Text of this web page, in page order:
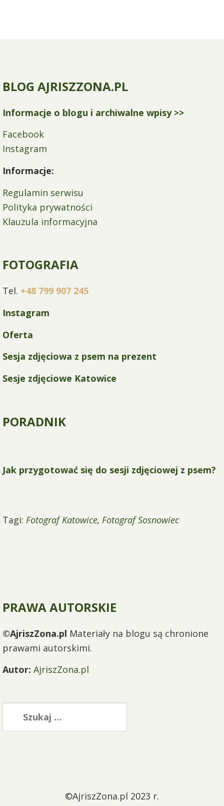
j
w
p
i
s
BLOG AJRISZZONA.PL
Informacje o blogu i archiwalne wpisy >>
Facebook
Instagram
Informacje:
Regulamin serwisu
Polityka prywatności
Klauzula informacyjna
FOTOGRAFIA
Tel. +48 799 907 245
Instagram
Oferta
Sesja zdjęciowa z psem na prezent
Sesje zdjęciowe Katowice
PORADNIK
Jak przygotować się do sesji zdjęciowej z psem?
Tagi: Fotograf Katowice, Fotograf Sosnowiec
PRAWA AUTORSKIE
©AjriszZona.pl Materiały na blogu są chronione
prawami autorskimi.
Autor: AjriszZona.pl
©AjriszZona.pl 2023 r.